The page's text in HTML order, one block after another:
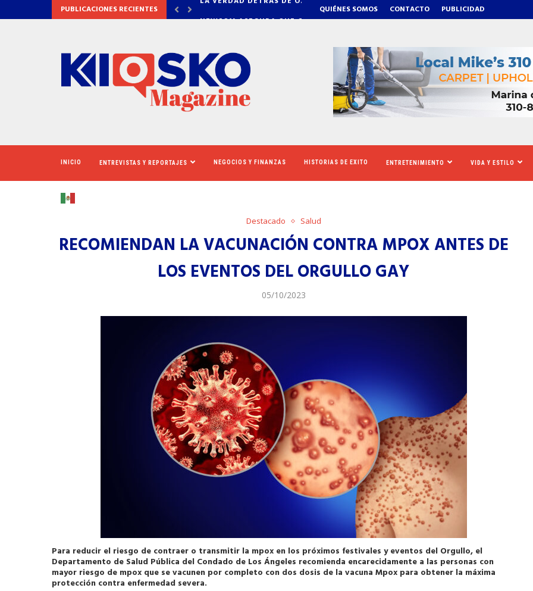
PUBLICACIONES RECIENTES
DE OZEMPIC NEWSOM ASEGURA QUE CALIFORNIA AUMENTARÁ EL SALARIO MÍNIMO​REDADAS DE ICE
QUIÉNES SOMOS CONTACTO PUBLICIDAD
INICIO ENTREVISTAS Y REPORTAJES NEGOCIOS Y FINANZAS HISTORIAS DE EXITO ENTRETENIMIENTO VIDA Y ESTILO
Destacado Salud
RECOMIENDAN LA VACUNACIÓN CONTRA MPOX ANTES DE
LOS EVENTOS DEL ORGULLO GAY
05/10/2023
Para reducir el riesgo de contraer o transmitir la mpox en los próximos festivales y eventos del Orgullo, el
Departamento de Salud Pública del Condado de Los Ángeles recomienda encarecidamente a las personas con
mayor riesgo de mpox que se vacunen por completo con dos dosis de la vacuna Mpox para obtener la máxima
protección contra enfermedad severa.